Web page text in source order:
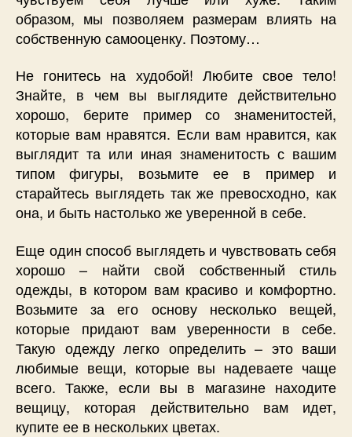
образом, мы позволяем размерам влиять на
собственную самооценку. Поэтому…
Не гонитесь на худобой! Любите свое тело!
Знайте, в чем вы выглядите действительно
хорошо, берите пример со знаменитостей,
которые вам нравятся. Если вам нравится, как
выглядит та или иная знаменитость с вашим
типом фигуры, возьмите ее в пример и
старайтесь выглядеть так же превосходно, как
она, и быть настолько же уверенной в себе.
Еще один способ выглядеть и чувствовать себя
хорошо – найти свой собственный стиль
одежды, в котором вам красиво и комфортно.
Возьмите за его основу несколько вещей,
которые придают вам уверенности в себе.
Такую одежду легко определить – это ваши
любимые вещи, которые вы надеваете чаще
всего. Также, если вы в магазине находите
вещицу, которая действительно вам идет,
купите ее в нескольких цветах.